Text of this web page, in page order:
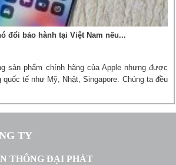
đổi bảo hành tại Việt Nam nếu...
sản phẩm chính hãng của Apple nhưng được
tế như Mỹ, Nhật, Singapore. Chúng ta đều
TY
THÔNG ĐẠI PHÁT